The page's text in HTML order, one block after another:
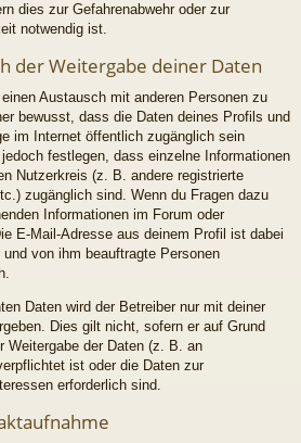
dies zur Gefahrenabwehr oder zur
notwendig ist.
der Weitergabe deiner Daten
Austausch mit anderen Personen zu
bewusst, dass die Daten deines Profils und
im Internet öffentlich zugänglich sein
festlegen, dass einzelne Informationen
Nutzerkreis (z. B. andere registrierte
zugänglich sind. Wenn du Fragen dazu
Informationen im Forum oder
E-Mail-Adresse aus deinem Profil ist dabei
von ihm beauftragte Personen
Daten wird der Betreiber nur mit deiner
Dies gilt nicht, sofern er auf Grund
Weitergabe der Daten (z. B. an
ist oder die Daten zur
erforderlich sind.